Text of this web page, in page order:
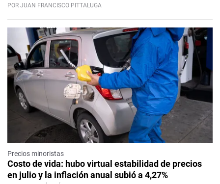
POR JUAN FRANCISCO PITTALUGA
Precios minoristas
Costo de vida: hubo virtual estabilidad de precios
en julio y la inflación anual subió a 4,27%